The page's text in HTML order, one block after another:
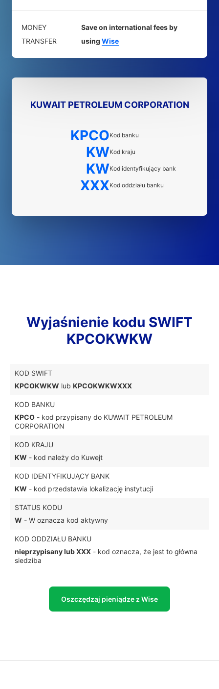
MONEY
TRANSFER
Save on international fees by
using Wise
KUWAIT PETROLEUM CORPORATION
KPCOKod banku
KWKod kraju
KWKod identyfikujący bank
XXXKod oddziału banku
Wyjaśnienie kodu SWIFT
KPCOKWKW
KOD SWIFT
KPCOKWKW lub KPCOKWKWXXX
KOD BANKU
KPCO - kod przypisany do KUWAIT PETROLEUM
CORPORATION
KOD KRAJU
KW - kod należy do Kuwejt
KOD IDENTYFIKUJĄCY BANK
KW - kod przedstawia lokalizację instytucji
STATUS KODU
W - W oznacza kod aktywny
KOD ODDZIAŁU BANKU
nieprzypisany lub XXX - kod oznacza, że jest to główna
siedziba
Oszczędzaj pieniądze z Wise